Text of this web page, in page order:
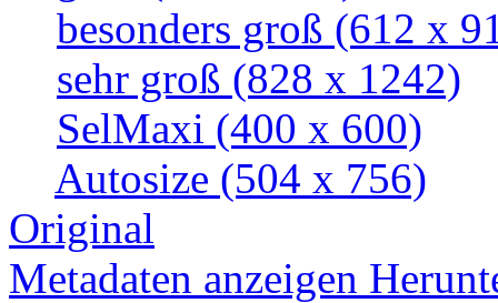
besonders groß (612 x
sehr groß (828 x 1242)
SelMaxi (400 x 600)
Autosize (504 x 756)
Original
Metadaten anzeigen